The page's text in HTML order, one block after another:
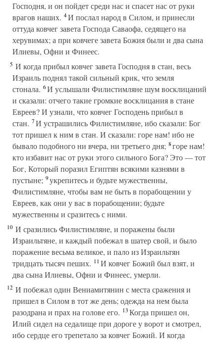
Господня, и он пойдет среди нас и спасет нас от руки
врагов наших. 4И послал народ в Силом, и принесли
оттуда ковчег завета Господа Саваофа, седящего на
херувимах; а при ковчеге завета Божия были и два сына
Илиевы, Офни и Финеес.
5 И когда прибыл ковчег завета Господня в стан, весь
Израиль поднял такой сильный крик, что земля
стонала. 6И услышали Филистимляне шум восклицаний
и сказали: отчего такие громкие восклицания в стане
Евреев? И узнали, что ковчег Господень прибыл в
стан. 7И устрашились Филистимляне, ибо сказали: Бог
тот пришел к ним в стан. И сказали: горе нам! ибо не
бывало подобного ни вчера, ни третьего дня; 8горе нам!
кто избавит нас от руки этого сильного Бога? Это — тот
Бог, Который поразил Египтян всякими казнями в
пустыне; 9укрепитесь и будьте мужественны,
Филистимляне, чтобы вам не быть в порабощении у
Евреев, как они у вас в порабощении; будьте
мужественны и сразитесь с ними.
10 И сразились Филистимляне, и поражены были
Израильтяне, и каждый побежал в шатер свой, и было
поражение весьма великое, и пало из Израильтян
тридцать тысяч пеших. 11И ковчег Божий был взят, и
два сына Илиевы, Офни и Финеес, умерли.
12 И побежал один Вениамитянин с места сражения и
пришел в Силом в тот же день; одежда на нем была
разодрана и прах на голове его. 13Когда пришел он,
Илий сидел на седалище при дороге у ворот и смотрел,
ибо сердце его трепетало за ковчег Божий. И когда